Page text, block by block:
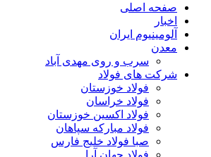
صفحه اصلی
اخبار
آلومینیوم ایران
معدن
سرب و روی مهدی آباد
شرکت های فولاد
فولاد خوزستان
فولاد خراسان
فولاد اکسین خوزستان
فولاد مبارکه سپاهان
صبا فولاد خلیج فارس
فولاد جهان آرا